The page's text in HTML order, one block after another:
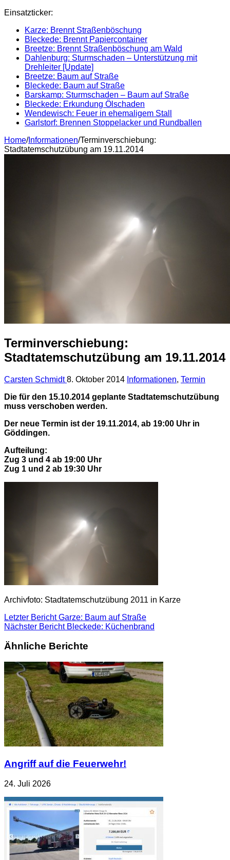
Einsatzticker:
Karze: Brennt Straßenböschung
Bleckede: Brennt Papiercontainer
Breetze: Brennt Straßenböschung am Wald
Dahlenburg: Sturmschaden – Unterstützung mit
Drehleiter [Update]
Breetze: Baum auf Straße
Bleckede: Baum auf Straße
Barskamp: Sturmschaden – Baum auf Straße
Bleckede: Erkundung Ölschaden
Wendewisch: Feuer in ehemaligem Stall
Garlstorf: Brennen Stoppelacker und Rundballen
Home/Informationen/Terminverschiebung:
Stadtatemschutzübung am 19.11.2014
Terminverschiebung:
Stadtatemschutzübung am 19.11.2014
Carsten Schmidt8. Oktober 2014 Informationen, Termin
Die für den 15.10.2014 geplante Stadtatemschutzübung
muss verschoben werden.
Der neue Termin ist der 19.11.2014, ab 19:00 Uhr in
Göddingen.
Aufteilung:
Zug 3 und 4 ab 19:00 Uhr
Zug 1 und 2 ab 19:30 Uhr
Archivfoto: Stadtatemschutzübung 2011 in Karze
Letzter BerichtGarze: Baum auf Straße
Nächster BerichtBleckede: Küchenbrand
Ähnliche Berichte
Angriff auf die Feuerwehr!
24. Juli 2026